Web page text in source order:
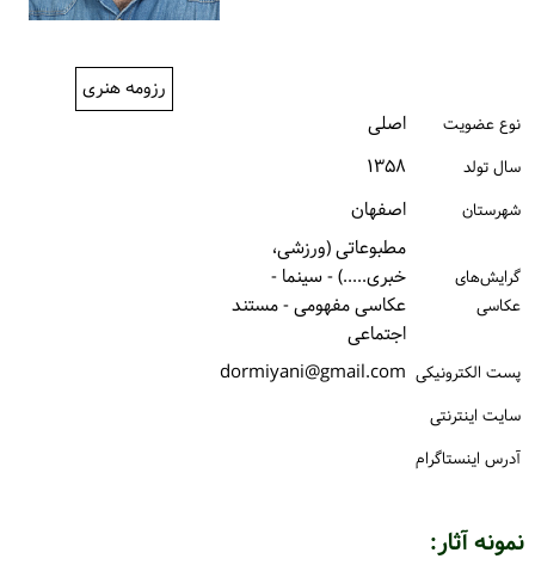
رزومه هنری
نوع عضویت اصلی
سال تولد ۱۳۵۸
شهرستان اصفهان
گرایش‌های
عکاسی
مطبوعاتی (ورزشی،
خبری.....) - سینما -
عکاسی مفهومی - مستند
اجتماعی
پست الكترونیكی dormiyani@gmail.com
سایت اینترنتی
آدرس اینستاگرام
نمونه آثار: